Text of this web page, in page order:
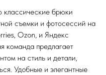
брюки
съемки и фотосессий на
Ozon, и Яндекс
команда предлагает
на стиль и детали,
Удобные и элегантные